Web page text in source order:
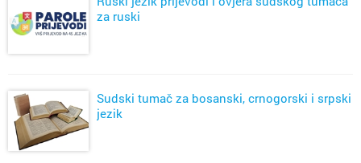
za ruski
Sudski tumač za bosanski, crnogorski i srpski
jezik